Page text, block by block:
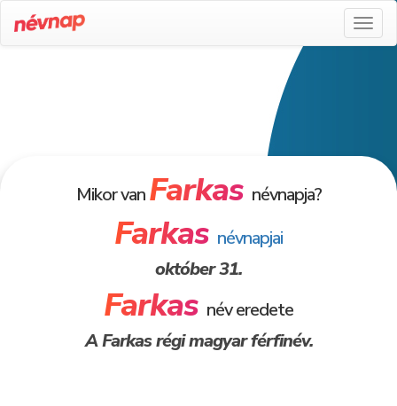
Mikor vanFarkas névnapja?
Farkas névnapjai
október 31.
Farkas név eredete
A Farkas régi magyar férfinév.